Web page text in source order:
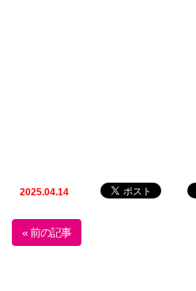
2025.04.14
« 前の記事